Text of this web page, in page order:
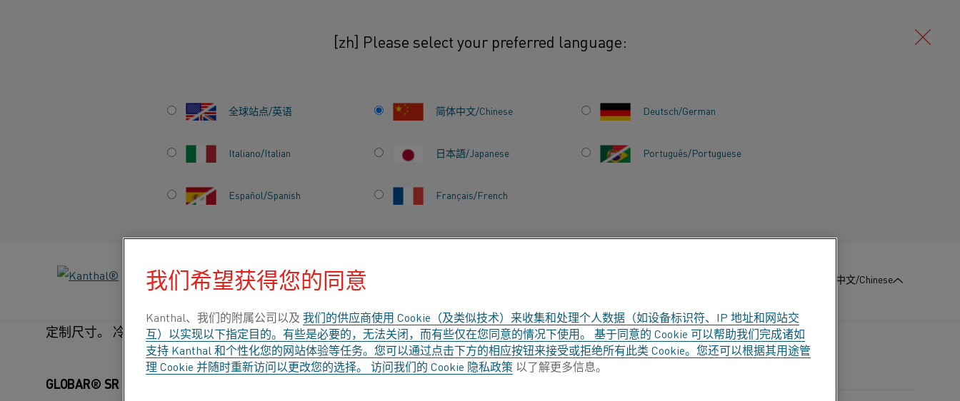
[zh] Please select your preferred language:
全球站点/英语 简体中文/Chinese Deutsch/German
Italiano/Italian 日本語/Japanese Português/Portuguese
Español/Spanish Français/French
找产品 简体中文/Chinese
Globar® SiC 加热元件 Globar® SG 和 SR
GLOBAR® SG 和 SR
® SG 和 SR 碳化硅加热元件 能够为具有挑战性的高温应用提供高性能解决方案。
范围内具有卓越的抗氧化性、耐用性和稳定的加热性能。
Globar® SG 元件包括一个中心热区和两个低电阻率冷端。 这种一体式结构在热区有一
个螺旋切口，在中心区域实现了高阻抗，从而实现高效散热。 标准尺寸直径范围从 12 毫
米（0.47 英寸）至 54 毫米（2.13 英寸），可根据要求提供最大 75 毫米（2.95 英寸）的
定制尺寸。 冷端保持相对较冷，并涂有铝以实现低阻抗连接，使安装变得简单。
GLOBAR® SR 元件
我们希望获得您的同意
Kanthal、我们的附属公司以及 我们的供应商使用 Cookie（及类似技术）来收集和处理个人数据（如设备标识符、IP 地址和网站交
互）以实现以下指定目的。有些是必要的，无法关闭，而有些仅在您同意的情况下使用。 基于同意的 Cookie 可以帮助我们完成诸如
支持 Kanthal 和个性化您的网站体验等任务。您可以通过点击下方的相应按钮来接受或拒绝所有此类 Cookie。您还可以根据其用途管
理 Cookie 并随时重新访问以更改您的选择。 访问我们的 Cookie 隐私政策 以了解更多信息。